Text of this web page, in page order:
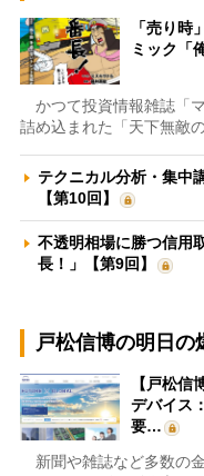
「売り
ミック「
かつて投資情報雑誌「
詰め込まれた「天下無敵
テクニカル分析・集中
【第10回】
不透明相場に勝つ信用
長！」【第9回】
戸松信博の明日の
【戸松
デバイス
要…
新聞や雑誌など多数の